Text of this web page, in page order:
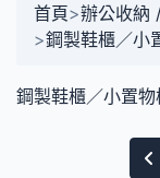
首頁>辦公收納
>鋼製鞋櫃／小
鋼製鞋櫃／小置物